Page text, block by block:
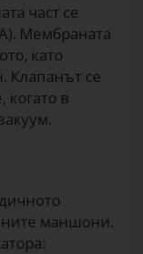
част се
Мембраната
като
Клапанът се
когато в
маншони.